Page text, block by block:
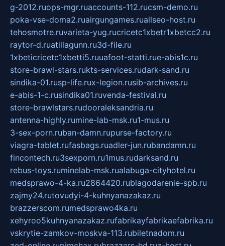
g-2012.ruops-mgr.ruaccounts-112.rucsm-demo.ru
poka-vse-doma2.ruairgungames.ruallseo-host.ru
tehosmotre.ruvarieta-yug.rucricetc1xbetr1xbetcc2.ru
raytor-d.ruatillagunn.ru3d-file.ru
1xbeticricetc1xbetti5.ruuafoot-statti.rue-abis1c.ru
store-brawl-stars.rukts-services.rudark-sand.ru
sindika-01.rusp-life.rux-legion.rusib-archives.ru
e-abis-1-c.rusindika01.ruvenda-festival.ru
store-brawlstars.rudooraleksandria.ru
antenna-highly.rumine-lab-msk.ru1-mus.ru
3-sex-porn.ruban-damn.rupurse-factory.ru
viagra-tablet.rufasbags.ruadler-jun.rubandamn.ru
fincontech.ru3sexporn.ru1mus.rudarksand.ru
rebus-toys.ruminelab-msk.rualabuga-cityhotel.ru
medsprawo-4-ka.ru2864420.rublagodarenie-spb.ru
zajmy24.rutovudyi-4-kuhnyanazakaz.ru
brazzerscom.rumedsprawo4ka.ru
xehyroo5kuhnyanazakaz.rufabrikayfabrikaefabrika.ru
vskrytie-zamkov-moskva-113.rubiletnadom.ru